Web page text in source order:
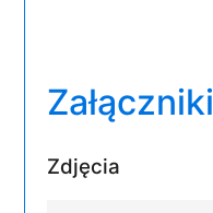
Załączniki
Zdjęcia